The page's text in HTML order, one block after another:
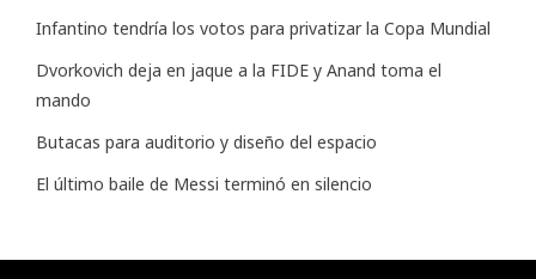
Infantino tendría los votos para privatizar la Copa Mundial
Dvorkovich deja en jaque a la FIDE y Anand toma el
mando
Butacas para auditorio y diseño del espacio
El último baile de Messi terminó en silencio